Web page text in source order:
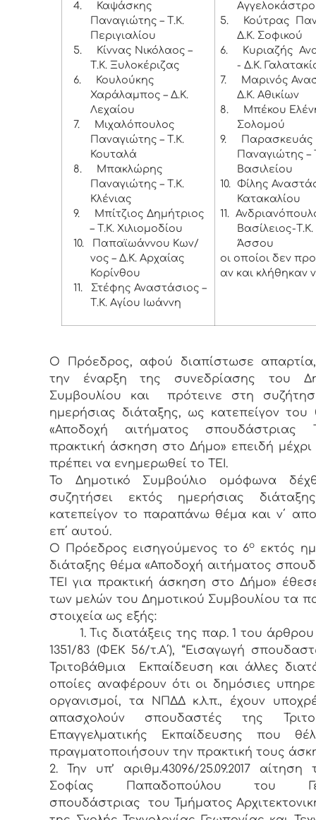
4.
Καψάσκης
Παναγιώτης – Τ.Κ.
Περιγιαλίου
5.
Κίννας Νικόλαος –
Τ.Κ. Ξυλοκέριζας
6.
Κουλούκης
Χαράλαμπος – Δ.Κ.
Λεχαίου
7.
Μιχαλόπουλος
Παναγιώτης – Τ.Κ.
Κουταλά
8.
Μπακλώρης
Παναγιώτης – Τ.Κ.
Κλένιας
9.
Μπίτζιος Δημήτριος
– Τ.Κ. Χιλιομοδίου
10.
Παπαϊωάννου Κων/
νος – Δ.Κ. Αρχαίας
Κορίνθου
11.
Στέφης Αναστάσιος –
Τ.Κ. Αγίου Ιωάννη
5.
Κούτρας
Δ.Κ. Σοφικού
6.
Κυριαζής
- Δ.Κ.
7.
Μαρινός
Δ.Κ. Αθικίων
8.
Μπέκου
Σολομού
9.
Παρασκευάς
Παναγιώτης –
Βασιλείου
10. Φίλης
Κατακαλίου
11.
Βασίλειος-
Άσσου
οι οποίοι δεν
αν και κλήθηκαν
Ο Πρόεδρος, αφού διαπίστωσε
την έναρξη της συνεδρίασης του
Συμβουλίου και πρότεινε στη
ημερήσιας διάταξης, ως κατεπείγον του
«Αποδοχή αιτήματος σπουδάστριας
πρακτική άσκηση στο Δήμο» επειδή μέχρι
πρέπει να ενημερωθεί το ΤΕΙ.
Το Δημοτικό Συμβούλιο ομόφωνα
συζητήσει εκτός ημερήσιας
κατεπείγον το παραπάνω θέμα και ν΄
επ΄ αυτού.
Ο Πρόεδρος εισηγούμενος το 6ο
εκτός
διάταξης θέμα «Αποδοχή αιτήματος
ΤΕΙ για πρακτική άσκηση στο Δήμο»
των μελών του Δημοτικού Συμβουλίου τα
στοιχεία ως εξής:
1. Τις διατάξεις της παρ. 1 του άρθρου
1351/83 (ΦΕΚ 56/τ.Α΄), “Εισαγωγή
Τριτοβάθμια Εκπαίδευση και άλλες
οποίες αναφέρουν ότι οι δημόσιες
οργανισμοί, τα ΝΠΔΔ κ.λ.π., έχουν
απασχολούν σπουδαστές της
Επαγγελματικής Εκπαίδευσης που
πραγματοποιήσουν την πρακτική τους
2. Την υπ’ αριθμ.43096/25.09.2017 αίτηση
Σοφίας Παπαδοπούλου του
σπουδάστριας του Τμήματος